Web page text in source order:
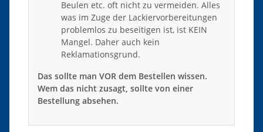
Beulen etc. oft nicht zu vermeiden. Alles
was im Zuge der Lackiervorbereitungen
problemlos zu beseitigen ist, ist KEIN
Mangel. Daher auch kein
Reklamationsgrund.
Das sollte man VOR dem Bestellen wissen.
Wem das nicht zusagt, sollte von einer
Bestellung absehen.